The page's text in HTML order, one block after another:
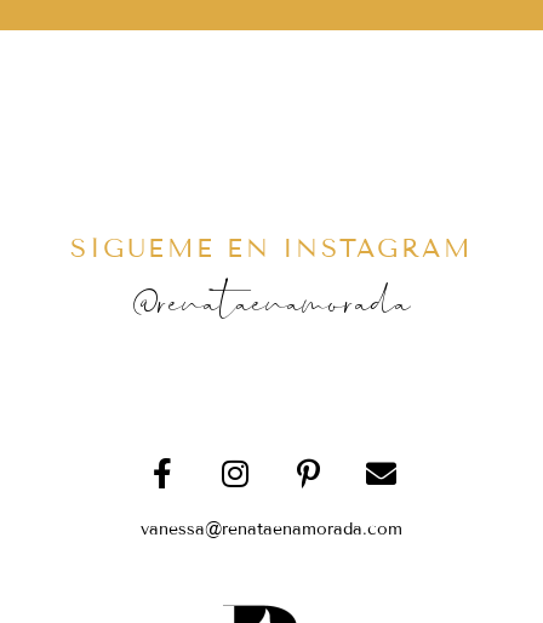
SÍGUEME EN INSTAGRAM
@renataenamorada
vanessa@renataenamorada.com